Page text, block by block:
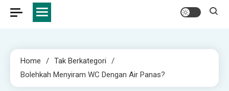
Home
Tak Berkategori
Bolehkah Menyiram WC Dengan Air Panas?